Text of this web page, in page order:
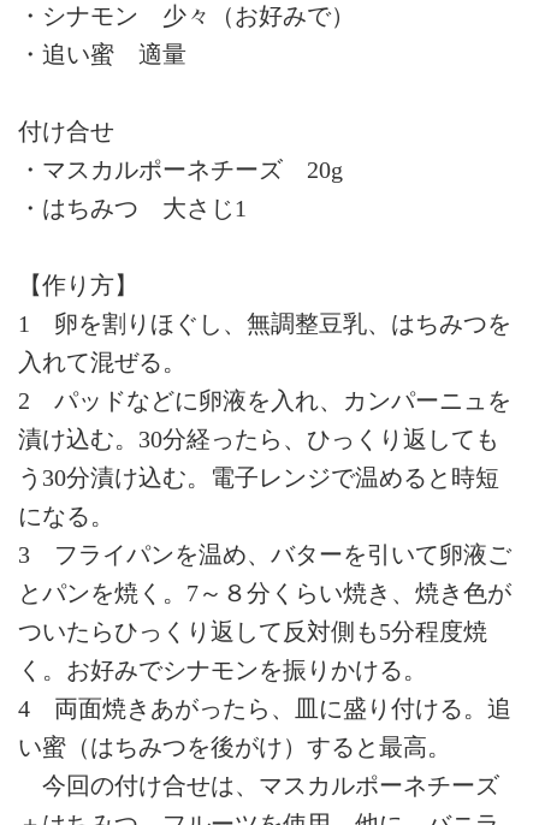
・シナモン 少々（お好みで）
・追い蜜 適量
付け合せ
・マスカルポーネチーズ 20g
・はちみつ 大さじ1
【作り方】
1 卵を割りほぐし、無調整豆乳、はちみつを
入れて混ぜる。
2 パッドなどに卵液を入れ、カンパーニュを
漬け込む。30分経ったら、ひっくり返しても
う30分漬け込む。電子レンジで温めると時短
になる。
3 フライパンを温め、バターを引いて卵液ご
とパンを焼く。7～８分くらい焼き、焼き色が
ついたらひっくり返して反対側も5分程度焼
く。お好みでシナモンを振りかける。
4 両面焼きあがったら、皿に盛り付ける。追
い蜜（はちみつを後がけ）すると最高。
今回の付け合せは、マスカルポーネチーズ